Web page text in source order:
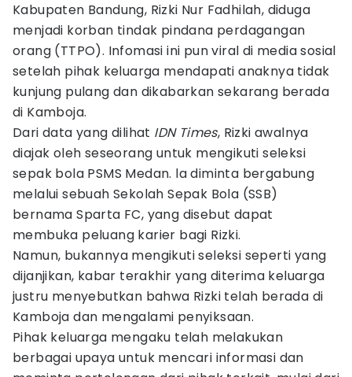
Kabupaten Bandung, Rizki Nur Fadhilah, diduga
menjadi korban tindak pindana perdagangan
orang (TTPO). Infomasi ini pun viral di media sosial
setelah pihak keluarga mendapati anaknya tidak
kunjung pulang dan dikabarkan sekarang berada
di Kamboja.
Dari data yang dilihat IDN Times, Rizki awalnya
diajak oleh seseorang untuk mengikuti seleksi
sepak bola PSMS Medan. la diminta bergabung
melalui sebuah Sekolah Sepak Bola (SSB)
bernama Sparta FC, yang disebut dapat
membuka peluang karier bagi Rizki.
Namun, bukannya mengikuti seleksi seperti yang
dijanjikan, kabar terakhir yang diterima keluarga
justru menyebutkan bahwa Rizki telah berada di
Kamboja dan mengalami penyiksaan.
Pihak keluarga mengaku telah melakukan
berbagai upaya untuk mencari informasi dan